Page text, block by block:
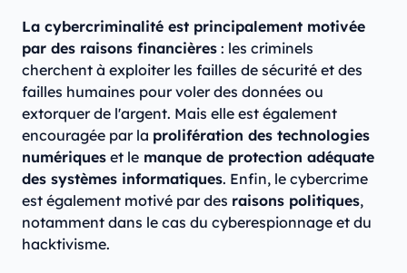
La cybercriminalité est principalement motivée
par des raisons financières : les criminels
cherchent à exploiter les failles de sécurité et des
failles humaines pour voler des données ou
extorquer de l'argent. Mais elle est également
encouragée par la prolifération des technologies
numériques et le manque de protection adéquate
des systèmes informatiques. Enfin, le cybercrime
est également motivé par des raisons politiques,
notamment dans le cas du cyberespionnage et du
hacktivisme.